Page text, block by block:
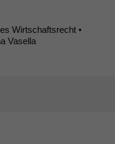
Wirtschaftsrecht •
Vasella